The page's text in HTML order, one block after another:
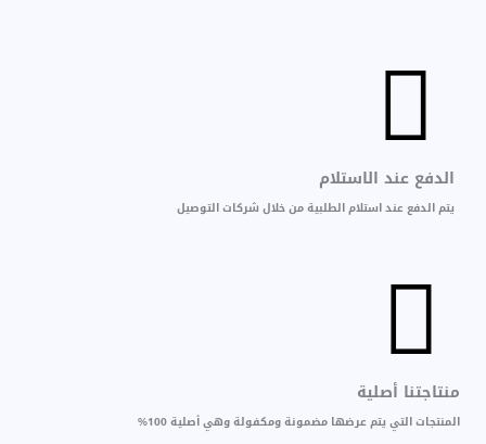
الدفع عند الاستلام
يتم الدفع عند استلام الطلبية من خلال شركات التوصيل
منتاجتنا أصلية
المنتجات التي يتم عرضها مضمونة ومكفولة وهي أصلية 100%